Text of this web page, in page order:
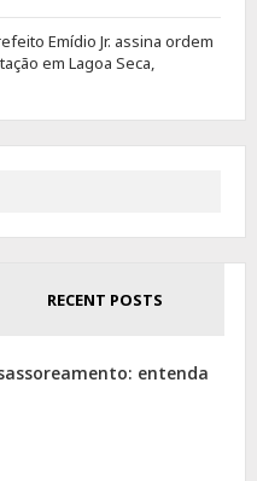
Emídio Jr. assina ordem
em Lagoa Seca,
RECENT POSTS
entenda